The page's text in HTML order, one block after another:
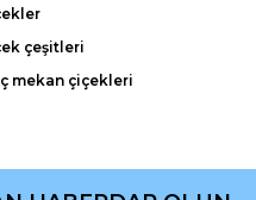
çeşitleri
mekan çiçekleri